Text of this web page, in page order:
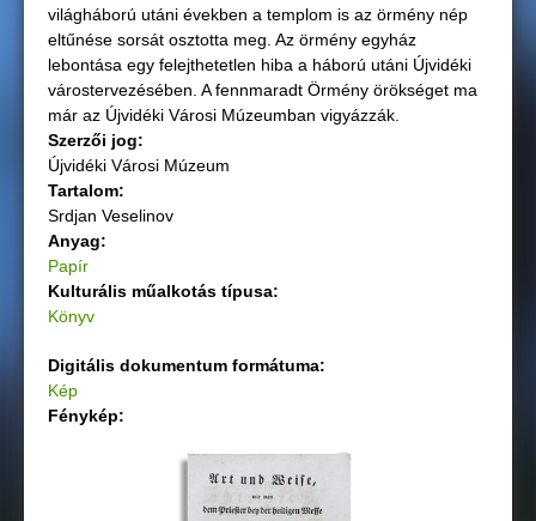
világháború utáni években a templom is az örmény nép
eltűnése sorsát osztotta meg. Az örmény egyház
lebontása egy felejthetetlen hiba a háború utáni Újvidéki
várostervezésében. A fennmaradt Örmény örökséget ma
már az Újvidéki Városi Múzeumban vigyázzák.
Szerzői jog:
Újvidéki Városi Múzeum
Tartalom:
Srdjan Veselinov
Anyag:
Papír
Kulturális műalkotás típusa:
Könyv
Digitális dokumentum formátuma:
Kép
Fénykép: